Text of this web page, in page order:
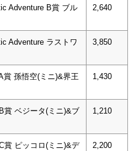
Adventure B賞 ブル
2,640
Adventure ラストワ
3,850
賞 孫悟空(ミニ)&界王
1,430
賞 ベジータ(ミニ)&ブ
1,210
賞 ピッコロ(ミニ)&デ
2,200